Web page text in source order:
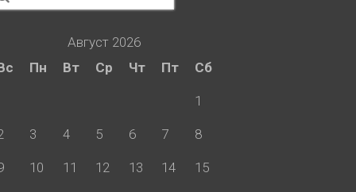
Август 2026
Пн Вт Ср Чт Пт Сб
1
3 4 5 6 7 8
10 11 12 13 14 15